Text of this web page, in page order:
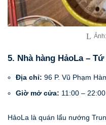
5. Nhà hàng HảoLa –
Địa chỉ: 96 P. Vũ Phạm
Giờ mở cửa: 11:00 – 22:00
HảoLa là quán lẩu nướng